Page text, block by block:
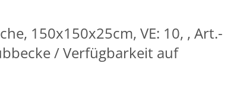
150x150x25cm, VE: 10, , Art.-
/ Verfügbarkeit auf